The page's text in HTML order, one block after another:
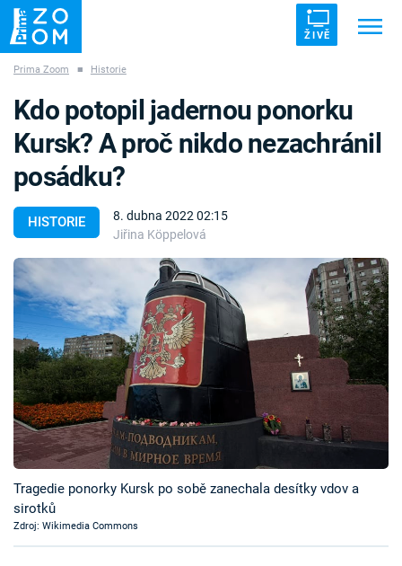
ŽIVĚ
ZÁHADY VETŘELCI DÁVNOVĚKU
Témata
Témata
Pořady
TV Program
Časopis
Sledujte prima+
Přihlášení
Prima Zoom ■ Historie
HISTORIE
8. dubna 2022 02:15
Jiřina Köppelová
Kdo potopil jadernou ponorku
Kursk? A proč nikdo nezachránil
posádku?
Tragedie ponorky Kursk po sobě zanechala desítky vdov a
sirotků
Zdroj: Wikimedia Commons